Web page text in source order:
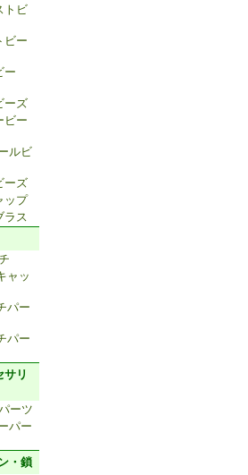
トビ
ビー
ー
ーズ
ビー
ルビ
ーズ
ップ
ラス
ャッ
パー
パー
サリ
ーツ
パー
・鎖